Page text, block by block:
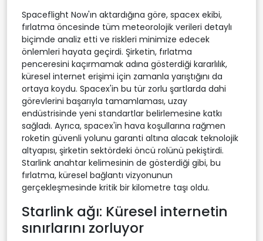
Spaceflight Now'ın aktardığına göre, spacex ekibi,
fırlatma öncesinde tüm meteorolojik verileri detaylı
biçimde analiz etti ve riskleri minimize edecek
önlemleri hayata geçirdi. Şirketin, fırlatma
penceresini kaçırmamak adına gösterdiği kararlılık,
küresel internet erişimi için zamanla yarıştığını da
ortaya koydu. Spacex'in bu tür zorlu şartlarda dahi
görevlerini başarıyla tamamlaması, uzay
endüstrisinde yeni standartlar belirlemesine katkı
sağladı. Ayrıca, spacex'in hava koşullarına rağmen
roketin güvenli yolunu garanti altına alacak teknolojik
altyapısı, şirketin sektördeki öncü rolünü pekiştirdi.
Starlink anahtar kelimesinin de gösterdiği gibi, bu
fırlatma, küresel bağlantı vizyonunun
gerçekleşmesinde kritik bir kilometre taşı oldu.
Starlink ağı: Küresel internetin
sınırlarını zorluyor